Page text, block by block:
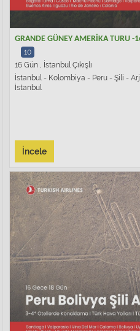
GRANDE GÜNEY AMERİKA TURU -
10
16 Gün , İstanbul Çıkışlı
İstanbul - Kolombiya - Peru - Şili -
İstanbul
İncele